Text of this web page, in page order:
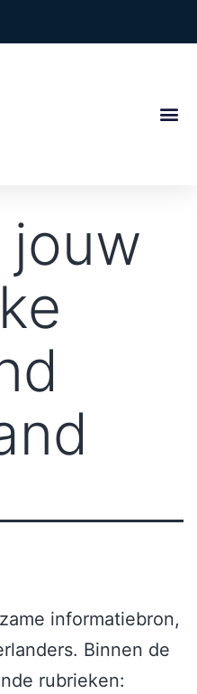
jouw
informatiebron,
Binnen de
rubrieken: